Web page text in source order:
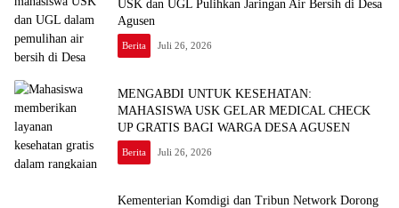
USK dan UGL Pulihkan Jaringan Air Bersih di Desa
Agusen
Berita Juli 26, 2026
MENGABDI UNTUK KESEHATAN:
MAHASISWA USK GELAR MEDICAL CHECK
Berita Juli 26, 2026
Kementerian Komdigi dan Tribun Network Dorong